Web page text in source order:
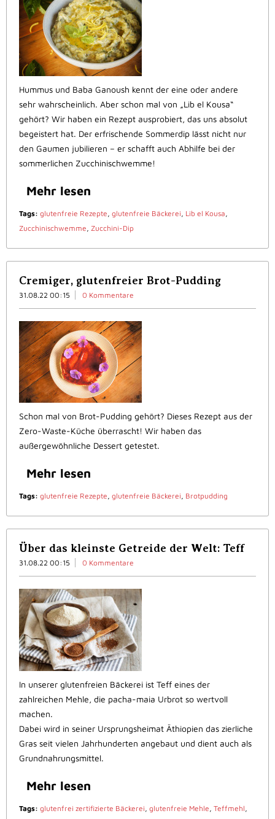
Hummus und Baba Ganoush kennt der eine oder andere
sehr wahrscheinlich. Aber schon mal von „Lib el Kousa“
gehört? Wir haben ein Rezept ausprobiert, das uns absolut
begeistert hat. Der erfrischende Sommerdip lässt nicht nur
den Gaumen jubilieren – er schafft auch Abhilfe bei der
sommerlichen Zucchinischwemme!
Mehr lesen
Tags: glutenfreie Rezepte, glutenfreie Bäckerei, Lib el Kousa,
Zucchinischwemme, Zucchini-Dip
Cremiger, glutenfreier Brot-Pudding
31.08.22 00:15 0 Kommentare
Schon mal von Brot-Pudding gehört? Dieses Rezept aus der
Zero-Waste-Küche überrascht! Wir haben das
außergewöhnliche Dessert getestet.
Mehr lesen
Tags: glutenfreie Rezepte, glutenfreie Bäckerei, Brotpudding
Über das kleinste Getreide der Welt: Teff
31.08.22 00:15 0 Kommentare
In unserer glutenfreien Bäckerei ist Teff eines der
zahlreichen Mehle, die pacha-maia Urbrot so wertvoll
machen.
Dabei wird in seiner Ursprungsheimat Äthiopien das zierliche
Gras seit vielen Jahrhunderten angebaut und dient auch als
Grundnahrungsmittel.
Mehr lesen
Tags: glutenfrei zertifizierte Bäckerei, glutenfreie Mehle, Teffmehl,